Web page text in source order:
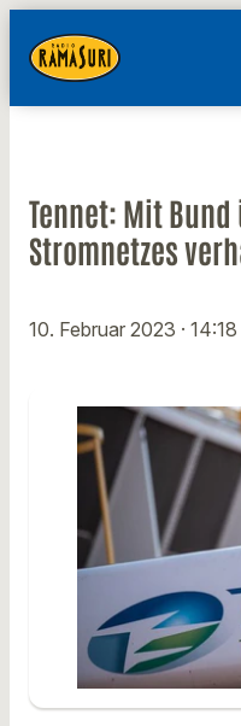
Tennet: Mit
Stromnetzes
10. Februar 2023 ·